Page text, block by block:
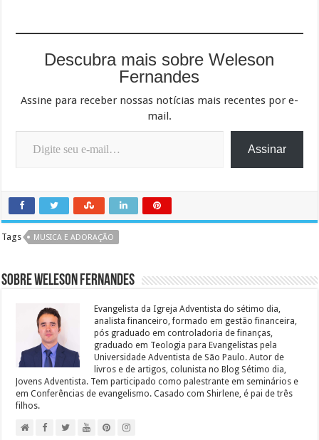
Descubra mais sobre Weleson
Fernandes
Assine para receber nossas notícias mais recentes por e-
mail.
Digite seu e-mail…
Assinar
Tags MUSICA E ADORAÇÃO
Sobre Weleson Fernandes
Evangelista da Igreja Adventista do sétimo dia,
analista financeiro, formado em gestão financeira,
pós graduado em controladoria de finanças,
graduado em Teologia para Evangelistas pela
Universidade Adventista de São Paulo. Autor de
livros e de artigos, colunista no Blog Sétimo dia,
Jovens Adventista. Tem participado como palestrante em seminários e
em Conferências de evangelismo. Casado com Shirlene, é pai de três
filhos.